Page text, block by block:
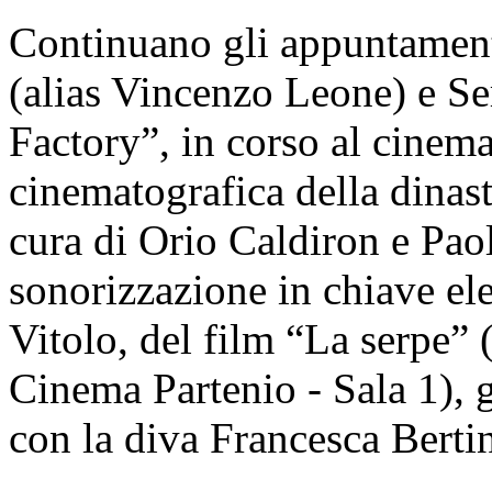
Continuano gli
(alias Vincenzo Leone) e
Factory”, in corso al
cinematografica della
cura di Orio Caldiron e
sonorizzazione in chiave
Vitolo, del film “La serpe”
Cinema Partenio - Sala 1),
con la diva Francesca